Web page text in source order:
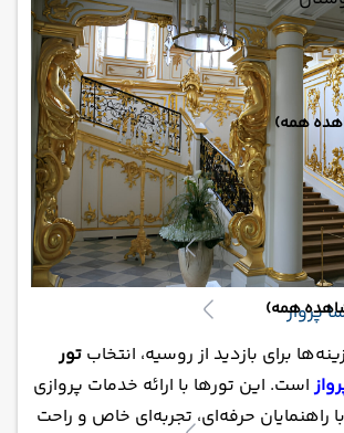
همه)
همه)پرواز
برای بازدید از روسیه، انتخاب تور
است. این تورها با ارائه خدمات پروازی
راهنمایان حرفه‌ای، تجربه‌ای خاص و راحت